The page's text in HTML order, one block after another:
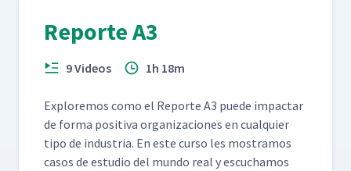
Reporte A3
9 Videos 1h 18m
Explore­mos como el Reporte A3 puede impactar
de for­ma pos­i­ti­va orga­ni­za­ciones en cualquier
tipo de indus­tria. En este cur­so les mostramos
casos de estu­dio del mun­do real y escuchamos